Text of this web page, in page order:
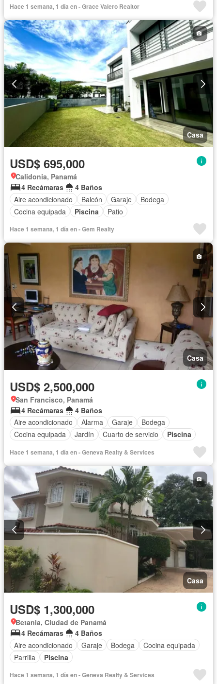
Cocina equipada
Jardín Parrilla
Gimnasio
Cocina integral
Internet Jacuzzi
Gas natural
Vista panorámica
Sauna Seguridad
Cuarto de servicio
Piscina
Cancha de tenis Agua Patio
Hace 1 semana, 1 día en - Grace Valero Realtor
Casa
USD$ 695,000
Calidonia, Panamá
4 Recámaras
4 Baños
Aire acondicionado
Balcón Garaje
Bodega
Cocina equipada
Piscina Patio
Hace 1 semana, 1 día en - Gem Realty
Casa
USD$ 2,500,000
San Francisco, Panamá
4 Recámaras
4 Baños
Aire acondicionado
Alarma Garaje
Bodega
Cocina equipada
Jardín Cuarto de servicio Piscina
Hace 1 semana, 1 día en - Geneva Realty & Services
Casa
USD$ 1,300,000
Betania, Ciudad de Panamá
4 Recámaras
4 Baños
Aire acondicionado
Garaje Bodega
Cocina equipada
Parrilla
Piscina
Hace 1 semana, 1 día en - Geneva Realty & Services